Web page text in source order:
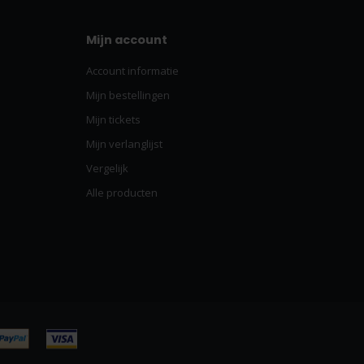
Mijn account
Account informatie
Mijn bestellingen
Mijn tickets
Mijn verlanglijst
Vergelijk
Alle producten